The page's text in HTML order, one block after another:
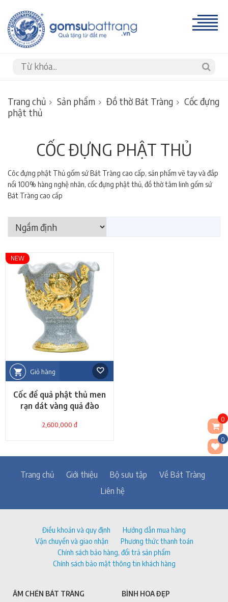
0
0
Trang chủ Sản phẩm Đồ thờ Bát Tràng
Cốc đựng
phật thủ
CỐC ĐỰNG PHẬT THỦ
Côc đựng phật Thủ gốm sứ Bát Tràng cao cấp, sản phẩm vẽ tay và đắp
nổi 100% hàng nghệ nhân, cốc đựng phật thủ, đồ thờ tâm linh gốm sứ
Bát Tràng cao cấp
Giỏ hàng
NEW
Cốc để quả phật thủ men
rạn dát vàng quả đào
2,600,000 đ
Trang chủ Giới thiệu Bộ sưu tập
Về Bát Tràng
Liên hệ
Điều khoản và quy định
Hướng dẫn mua hàng
Vận chuyển và giao nhận
Phương thức thanh toán
Chính sách bảo hàng, đổi trả sản phẩm
Chính sách bảo mật thông tin khách hàng
ẤM CHÉN BÁT TRÀNG
BÌNH HOA ĐẸP